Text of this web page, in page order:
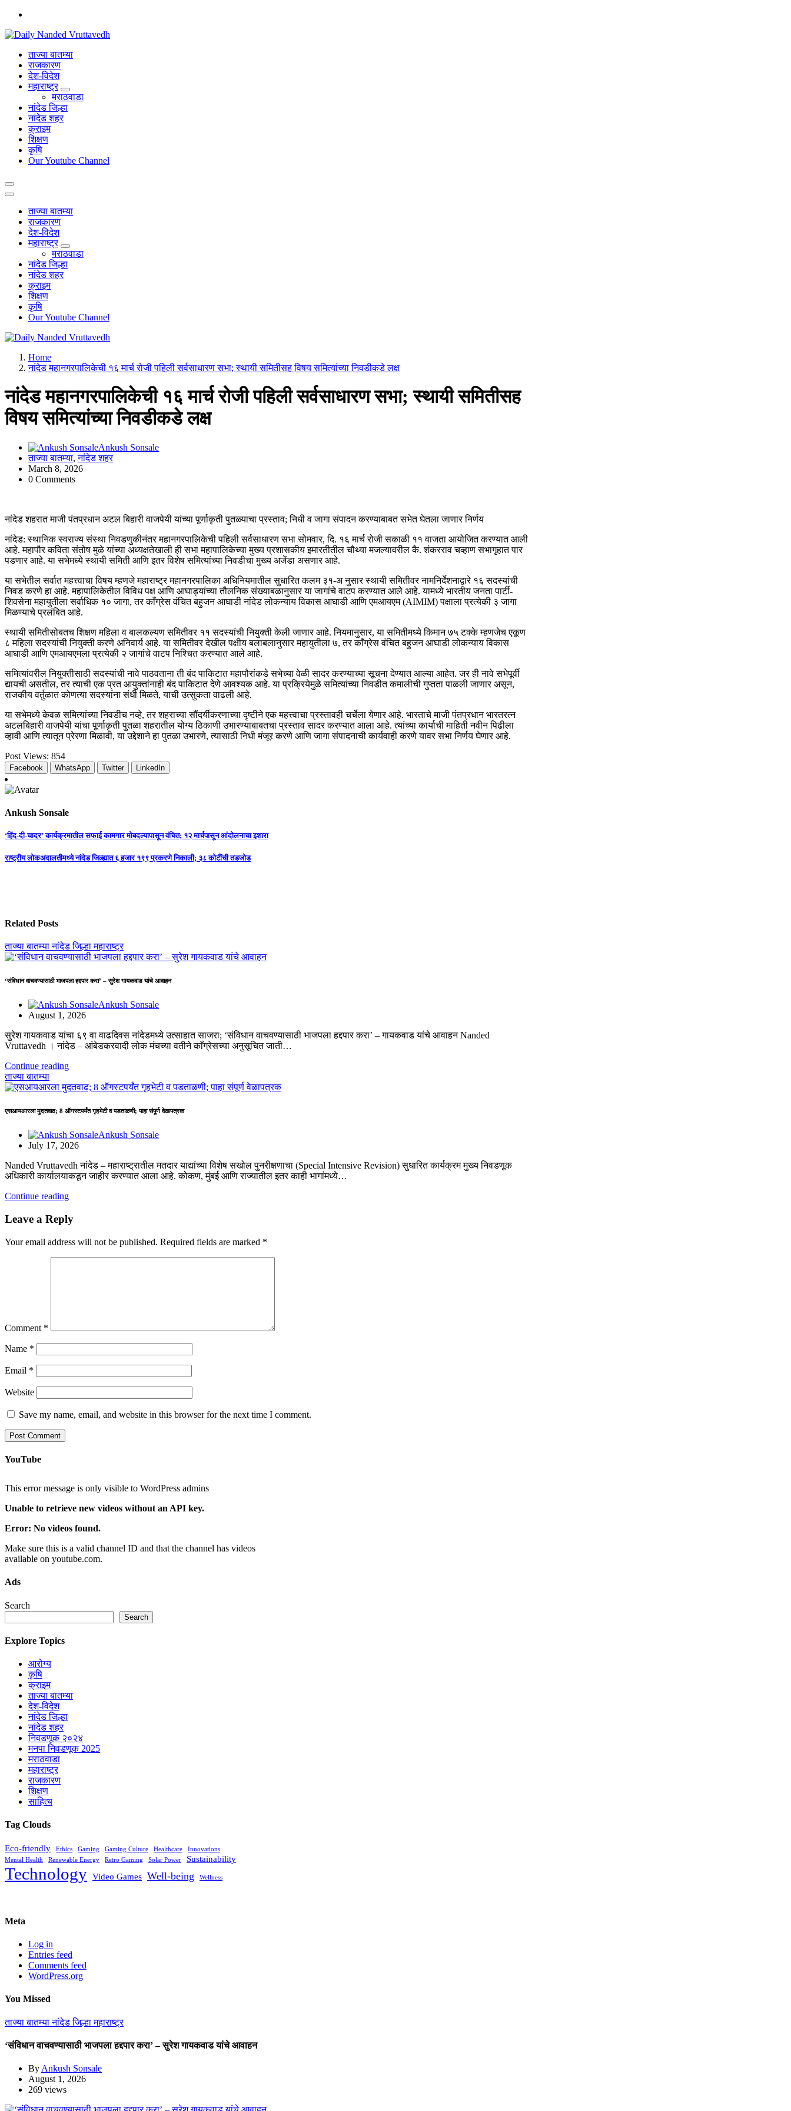
Skip
content
leading news portal of Nanded
ताज्या बातम्या
राजकारण
देश-विदेश
महाराष्ट्र
मराठवाडा
नांदेड जिल्हा
नांदेड शहर
क्राइम
शिक्षण
कृषि
Our Youtube Channel
ताज्या बातम्या
राजकारण
देश-विदेश
महाराष्ट्र
मराठवाडा
नांदेड जिल्हा
नांदेड शहर
क्राइम
शिक्षण
कृषि
Our Youtube Channel
leading news portal of Nanded
Home
नांदेड महानगरपालिकेची १६ मार्च रोजी पहिली सर्वसाधारण सभा; स्थायी समितीसह विषय समित्यांच्या निवडीकडे लक्ष
नांदेड महानगरपालिकेची १६ मार्च रोजी पहिली सर्वसाधारण सभा; स्थायी समितीसह
विषय समित्यांच्या निवडीकडे लक्ष
Ankush Sonsale
ताज्या बातम्या,नांदेड शहर
March 8, 2026
0 Comments
नांदेड शहरात माजी पंतप्रधान अटल बिहारी वाजपेयी यांच्या पूर्णाकृती पुतळ्याचा प्रस्ताव; निधी व जागा संपादन करण्याबाबत सभेत घेतला जाणार निर्णय
नांदेड: स्थानिक स्वराज्य संस्था निवडणुकीनंतर महानगरपालिकेची पहिली सर्वसाधारण सभा सोमवार, दि. १६ मार्च रोजी सकाळी ११ वाजता आयोजित करण्यात आली
आहे. महापौर कविता संतोष मुळे यांच्या अध्यक्षतेखाली ही सभा महापालिकेच्या मुख्य प्रशासकीय इमारतीतील चौथ्या मजल्यावरील कै. शंकरराव चव्हाण सभागृहात पार
पडणार आहे. या सभेमध्ये स्थायी समिती आणि इतर विशेष समित्यांच्या निवडीचा मुख्य अजेंडा असणार आहे.
या सभेतील सर्वात महत्त्वाचा विषय म्हणजे महाराष्ट्र महानगरपालिका अधिनियमातील सुधारित कलम ३१-अ नुसार स्थायी समितीवर नामनिर्देशनाद्वारे १६ सदस्यांची
निवड करणे हा आहे. महापालिकेतील विविध पक्ष आणि आघाड्यांच्या तौलनिक संख्याबळानुसार या जागांचे वाटप करण्यात आले आहे. यामध्ये भारतीय जनता पार्टी-
शिवसेना महायुतीला सर्वाधिक १० जागा, तर काँग्रेस वंचित बहुजन आघाडी नांदेड लोकन्याय विकास आघाडी आणि एमआयएम (AIMIM) पक्षाला प्रत्येकी ३ जागा
मिळण्याचे प्रलंबित आहे.
स्थायी समितीसोबतच शिक्षण महिला व बालकल्यण समितीवर ११ सदस्यांची नियुक्ती केली जाणार आहे. नियमानुसार, या समितीमध्ये किमान ७५ टक्के म्हणजेच एकूण
८ महिला सदस्यांची नियुक्ती करणे अनिवार्य आहे. या समितीवर देखील पक्षीय बलाबलानुसार महायुतीला ७, तर काँग्रेस वंचित बहुजन आघाडी लोकन्याय विकास
आघाडी आणि एमआयएमला प्रत्येकी २ जागांचे वाटप निश्चित करण्यात आले आहे.
समित्यांवरील नियुक्तीसाठी सदस्यांची नावे पाठवताना ती बंद पाकिटात महापौरांकडे सभेच्या वेळी सादर करण्याच्या सूचना देण्यात आल्या आहेत. जर ही नावे सभेपूर्वी
द्यायची असतील, तर त्याची एक प्रत आयुक्तांनाही बंद पाकिटात देणे आवश्यक आहे. या प्रक्रियेमुळे समित्यांच्या निवडीत कमालीची गुप्तता पाळली जाणार असून,
राजकीय वर्तुळात कोणत्या सदस्यांना संधी मिळते, याची उत्सुकता वाढली आहे.
या सभेमध्ये केवळ समित्यांच्या निवडीच नव्हे, तर शहराच्या सौंदर्यीकरणाच्या दृष्टीने एक महत्त्वाचा प्रस्तावही चर्चेला येणार आहे. भारताचे माजी पंतप्रधान भारतरत्न
अटलबिहारी वाजपेयी यांचा पूर्णाकृती पुतळा शहरातील योग्य ठिकाणी उभारण्याबाबतचा प्रस्ताव सादर करण्यात आला आहे. त्यांच्या कार्याची माहिती नवीन पिढीला
व्हावी आणि त्यातून प्रेरणा मिळावी, या उद्देशाने हा पुतळा उभारणे, त्यासाठी निधी मंजूर करणे आणि जागा संपादनाची कार्यवाही करणे यावर सभा निर्णय घेणार आहे.
Post Views: 854
Facebook WhatsApp Twitter LinkedIn
Ankush Sonsale
Post
navigation
‘हिंद-दी-चादर’ कार्यक्रमातील सफाई कामगार मोबदल्यापासून वंचित; १२ मार्चपासून आंदोलनाचा इशारा
राष्ट्रीय लोकअदालतीमध्ये नांदेड जिल्ह्यात ६ हजार १९९ प्रकरणे निकाली; ३८ कोटींची तडजोड
Related Posts
ताज्या बातम्यानांदेड जिल्हामहाराष्ट्र
‘संविधान वाचवण्यासाठी भाजपला हद्दपार करा’ – सुरेश गायकवाड यांचे आवाहन
Ankush Sonsale
August 1, 2026
सुरेश गायकवाड यांचा ६९ वा वाढदिवस नांदेडमध्ये उत्साहात साजरा; ‘संविधान वाचवण्यासाठी भाजपला हद्दपार करा’ – गायकवाड यांचे आवाहन Nanded
Vruttavedh । ​नांदेड – आंबेडकरवादी लोक मंचच्या वतीने काँग्रेसच्या अनुसूचित जाती…
Continue reading
ताज्या बातम्या
एसआयआरला मुदतवाढ; 8 ऑगस्टपर्यंत गृहभेटी व पडताळणी; पाहा संपूर्ण वेळापत्रक
Ankush Sonsale
July 17, 2026
Nanded Vruttavedh ​नांदेड – महाराष्ट्रातील मतदार याद्यांच्या विशेष सखोल पुनरीक्षणाचा (Special Intensive Revision) सुधारित कार्यक्रम मुख्य निवडणूक
अधिकारी कार्यालयाकडून जाहीर करण्यात आला आहे. कोकण, मुंबई आणि राज्यातील इतर काही भागांमध्ये…
Continue reading
Leave a Reply
Your email address will not be published. Required fields are marked *
Comment *
Name *
Email *
Website
Save my name, email, and website in this browser for the next time I comment.
YouTube
This error message is only visible to WordPress admins
Unable to retrieve new videos without an API key.
Error: No videos found.
Make sure this is a valid channel ID and that the channel has videos
available on youtube.com.
Ads
Search
Search
Explore Topics
आरोग्य
कृषि
क्राइम
ताज्या बातम्या
देश-विदेश
नांदेड जिल्हा
नांदेड शहर
निवडणूक २०२४
मनपा निवडणूक 2025
मराठवाडा
महाराष्ट्र
राजकारण
शिक्षण
साहित्य
Tag Clouds
Eco-friendly Ethics Gaming Gaming Culture Healthcare
Innovations
Mental Health
Renewable Energy Retro Gaming Solar Power Sustainability
Technology Video Games Well-being Wellness
Meta
Log in
Entries feed
Comments feed
WordPress.org
You Missed
ताज्या बातम्यानांदेड जिल्हामहाराष्ट्र
‘संविधान वाचवण्यासाठी भाजपला हद्दपार करा’ – सुरेश गायकवाड यांचे आवाहन
By Ankush Sonsale
August 1, 2026
269 views